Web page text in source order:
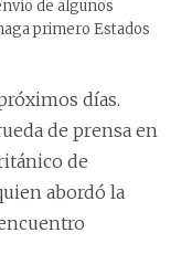
de algunos
primero Estados
días.
de prensa en
de
abordó la